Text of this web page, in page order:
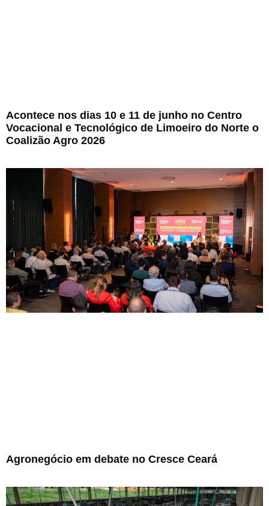
Acontece nos dias 10 e 11 de junho no Centro
Vocacional e Tecnológico de Limoeiro do Norte o
Coalizão Agro 2026
Agronegócio em debate no Cresce Ceará